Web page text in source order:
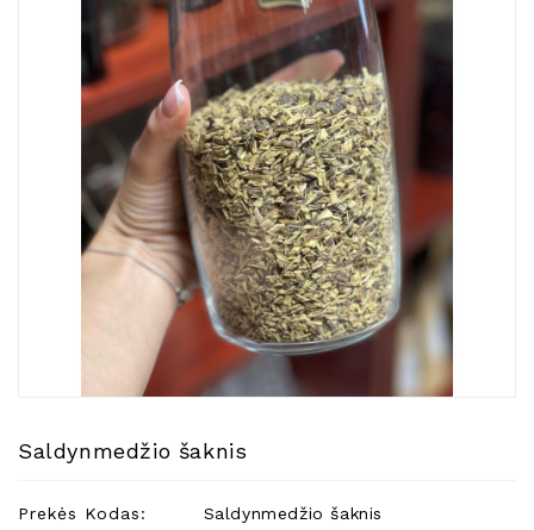
Sveikatai
Grožiui
Riešutai
Saldėsiai
Saldėsiai
Gurmanams
Higienos
Saldynmedžio šaknis
Prekės Kodas:
Saldynmedžio šaknis